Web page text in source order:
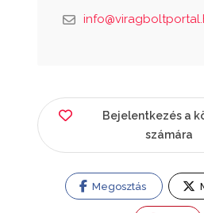
Bejelentkezés a
számára
Megosztás